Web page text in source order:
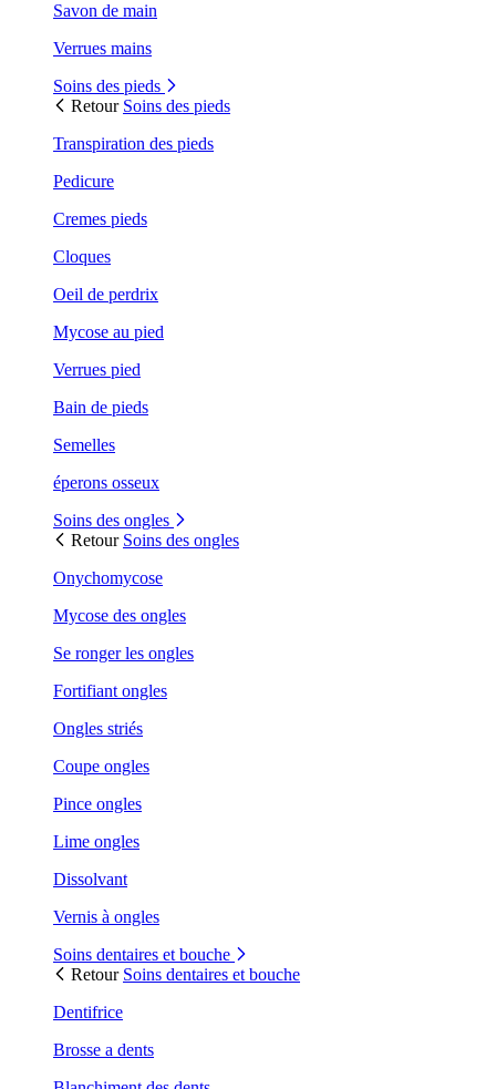
Savon de main
Verrues mains
Soins des pieds
Retour Soins des pieds
Transpiration des pieds
Pedicure
Cremes pieds
Cloques
Oeil de perdrix
Mycose au pied
Verrues pied
Bain de pieds
Semelles
éperons osseux
Soins des ongles
Retour Soins des ongles
Onychomycose
Mycose des ongles
Se ronger les ongles
Fortifiant ongles
Ongles striés
Coupe ongles
Pince ongles
Lime ongles
Dissolvant
Vernis à ongles
Soins dentaires et bouche
Retour Soins dentaires et bouche
Dentifrice
Brosse a dents